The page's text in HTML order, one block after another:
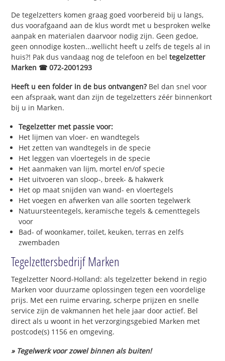
De tegelzetters komen graag goed voorbereid bij u langs,
dus voorafgaand aan de klus wordt met u besproken welke
aanpak en materialen daarvoor nodig zijn. Geen gedoe,
geen onnodige kosten...wellicht heeft u zelfs de tegels al in
huis?! Pak dus vandaag nog de telefoon en beltegelzetter
Marken ☎ 072-2001293
Heeft u een folder in de bus ontvangen?Bel dan snel voor
een afspraak, want dan zijn de tegelzetters zéér binnenkort
bij u in Marken.
Tegelzetter met passie voor:
Het lijmen van vloer- en wandtegels
Het zetten van wandtegels in de specie
Het leggen van vloertegels in de specie
Het aanmaken van lijm, mortel en/of specie
Het uitvoeren van sloop-, breek- & hakwerk
Het op maat snijden van wand- en vloertegels
Het voegen en afwerken van alle soorten tegelwerk
Natuursteentegels, keramische tegels & cementtegels
voor
Bad- of woonkamer, toilet, keuken, terras en zelfs
zwembaden
Tegelzettersbedrijf Marken
Tegelzetter Noord-Holland: als tegelzetter bekend in regio
Marken voor duurzame oplossingen tegen een voordelige
prijs. Met een ruime ervaring, scherpe prijzen en snelle
service zijn de vakmannen het hele jaar door actief. Bel
direct als u woont in het verzorgingsgebied Marken met
postcode(s) 1156 en omgeving.
» Tegelwerk voor zowel binnen als buiten!